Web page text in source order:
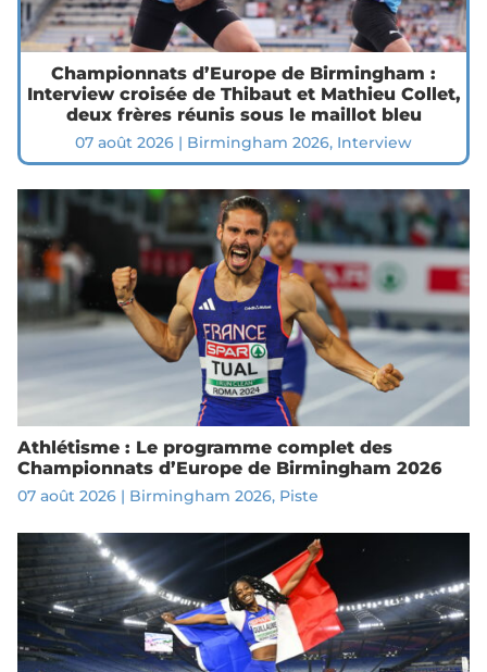
Championnats d’Europe de Birmingham :
Interview croisée de Thibaut et Mathieu Collet,
deux frères réunis sous le maillot bleu
07 août 2026 | Birmingham 2026, Interview
Athlétisme : Le programme complet des
Championnats d’Europe de Birmingham 2026
07 août 2026| Birmingham 2026, Piste